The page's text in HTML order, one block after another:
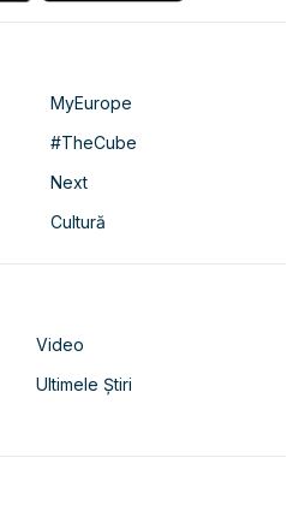
MyEurope
#TheCube
Next
Cultură
Video
Ultimele Știri